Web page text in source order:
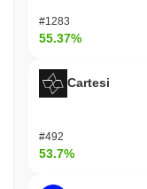
#1283
55.37%
Cartesi
#492
53.7%